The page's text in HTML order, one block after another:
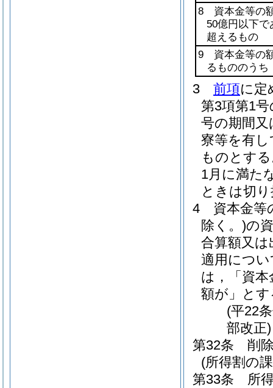
8 資本金等の
50億円以下
超えるもの
9 資本金等の
るもののうち
3 前項に定
第3項第1
号の期間
寮等を有
ものとす
1月に満た
ときは切
4
資本金等
除く。)の
合算額又
適用につ
は，「資
額が」とす
(平22
部改正)
第32条
削
(所得割の
第33条
所